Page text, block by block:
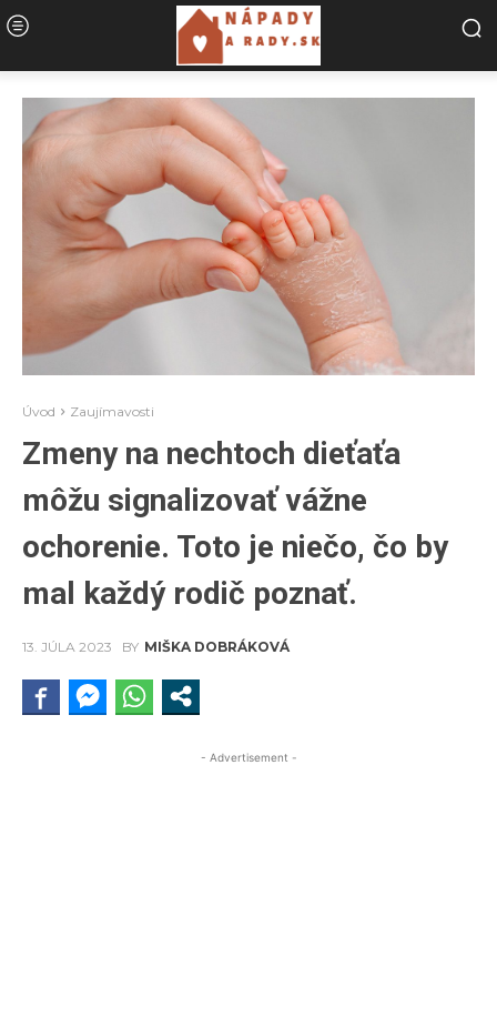
Úvod Zaujímavosti
Zmeny na nechtoch dieťaťa
môžu signalizovať vážne
ochorenie. Toto je niečo, čo by
mal každý rodič poznať.
13. JÚLA 2023 BY MIŠKA DOBRÁKOVÁ
- Advertisement -